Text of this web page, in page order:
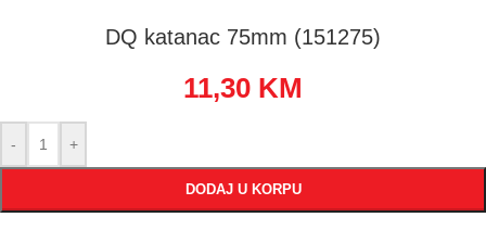
DQ katanac 75mm (151275)
11,30 KM
- +
DODAJ U KORPU